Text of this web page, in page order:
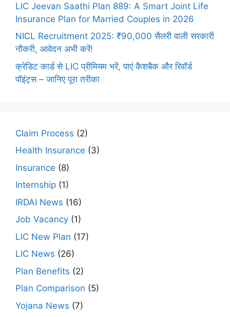
LIC Jeevan Saathi Plan 889: A Smart Joint Life
Insurance Plan for Married Couples in 2026
NICL Recruitment 2025: ₹90,000 सैलरी वाली सरकारी
नौकरी, आवेदन अभी करें!
क्रेडिट कार्ड से LIC प्रीमियम भरें, पाएं कैशबैक और रिवॉर्ड
पॉइंट्स – जानिए पूरा तरीका
Claim Process (2)
Health Insurance (3)
Insurance (8)
Internship (1)
IRDAI News (16)
Job Vacancy (1)
LIC New Plan (17)
LIC News (26)
Plan Benefits (2)
Plan Comparison (5)
Yojana News (7)